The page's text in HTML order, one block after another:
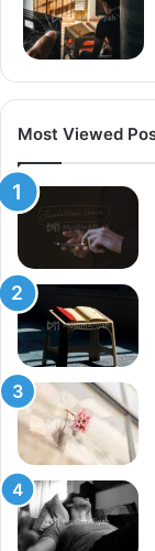
Most Viewed